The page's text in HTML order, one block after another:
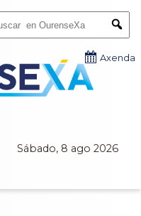
Sábado, 8 ago 2026
Axenda